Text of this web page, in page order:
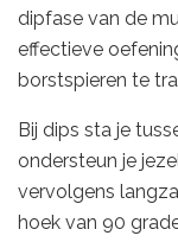
dipfase van de
effectieve
borstspieren te
Bij dips sta je
ondersteun je
vervolgens
hoek van 90